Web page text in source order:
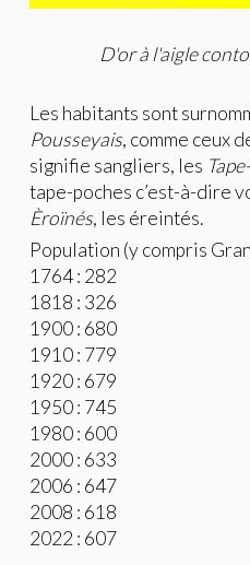
D'or à l'aigle
Les habitants sont
Pousseyais, comme ceux
signifie sangliers, les
tape-poches c’est-à-dire
Èroïnés, les éreintés.
Population (y compris
1764 : 282
1818 : 326
1900 : 680
1910 : 779
1920 : 679
1950 : 745
1980 : 600
2000 : 633
2006 : 647
2008 : 618
2022 : 607